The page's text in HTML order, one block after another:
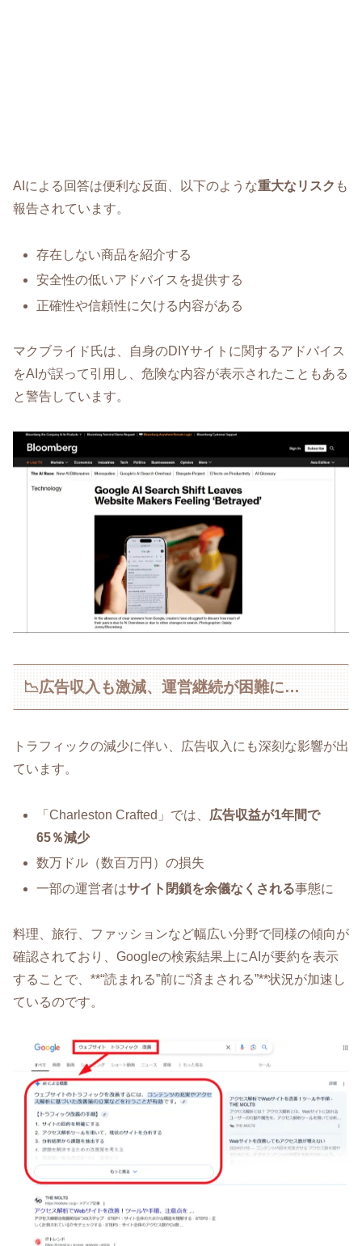
AIによる回答は便利な反面、以下のような重大なリスク も
報告されています。
存在しない商品を紹介する
安全性の低いアドバイスを提供する
正確性や信頼性に欠ける内容がある
マクブライド氏は、自身のDIYサイトに関するアドバイス
をAIが誤って引用し、危険な内容が表示されたこともある
と警告しています。
📉広告収入も激減、運営継続が困難に…
トラフィックの減少に伴い、広告収入にも深刻な影響が出
ています。
「Charleston Crafted」では、 広告収益が1年間で
65％減少
数万ドル（数百万円）の損失
一部の運営者はサイト閉鎖を余儀なくされる事態に
料理、旅行、ファッションなど幅広い分野で同様の傾向が
確認されており、Googleの検索結果上にAIが要約を表示
することで、**“読まれる”前に“済まされる”**状況が加速し
ているのです。